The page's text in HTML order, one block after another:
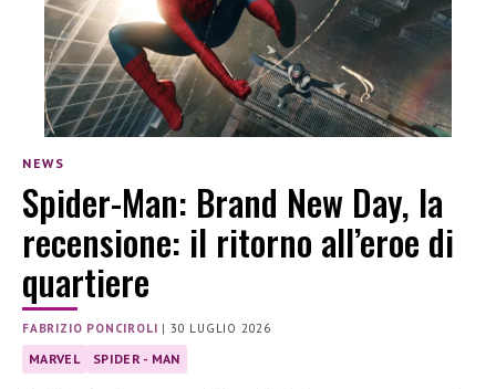
NEWS
Spider-Man: Brand New Day, la
recensione: il ritorno all’eroe di
quartiere
FABRIZIO PONCIROLI | 30 LUGLIO 2026
MARVEL SPIDER - MAN